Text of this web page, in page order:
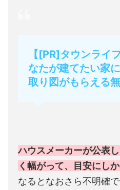
【[PR]タウンライ
なたが建てたい家
取り図がもらえる
ハウスメーカーが公表
く幅がって、目安にしか
なるとなおさら不明確